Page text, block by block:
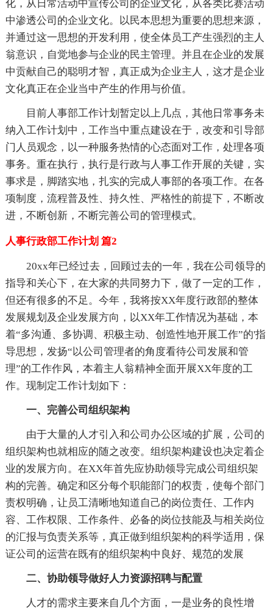
化，从日常活动中宣传公司的企业文化，从各类比赛活动
中渗透公司的企业文化。以民本思想为重要的思想来源，
并通过这一思想的开发利用，使全体员工产生强烈的主人
翁意识，自觉地参与企业的民主管理。并且在企业的发展
中贡献自己的聪明才智，真正成为企业主人，这才是企业
文化真正在企业当中产生的作用与价值。
目前人事部工作计划暂定以上几点，其他日常事务未
纳入工作计划中，工作当中重点建设在于，改变和引导部
门人员观念，以一种服务热情的心态面对工作，处理各项
事务。重在执行，执行是行政与人事工作开展的关键，实
事求是，脚踏实地，扎实的完成人事部的各项工作。在各
项制度，流程普及性、持久性、严格性的前提下，不断改
进，不断创新，不断完善公司的管理模式。
人事行政部工作计划 篇2
20xx年已经过去，回顾过去的一年，我在公司领导的
指导和关心下，在大家的共同努力下，做了一定的工作，
但还有很多的不足。今年，我将按XX年度行政部的整体
发展规划及企业发展方向，以XX年工作情况为基础，本
着“多沟通、多协调、积极主动、创造性地开展工作”的'指
导思想，发扬“以公司管理者的角度看待公司发展和管
理”的工作作风，本着主人翁精神全面开展XX年度的工
作。现制定工作计划如下：
一、完善公司组织架构
由于大量的人才引入和公司办公区域的扩展，公司的
组织架构也就相应的随之改变。组织架构建设也决定着企
业的发展方向。在XX年首先应协助领导完成公司组织架
构的完善。确定和区分每个职能部门的权责，使每个部门
责权明确，让员工清晰地知道自己的岗位责任、工作内
容、工作权限、工作条件、必备的岗位技能及与相关岗位
的汇报与负责关系等，真正做到组织架构的科学适用，保
证公司的运营在既有的组织架构中良好、规范的发展
二、协助领导做好人力资源招聘与配置
人才的需求主要来自几个方面，一是业务的良性增